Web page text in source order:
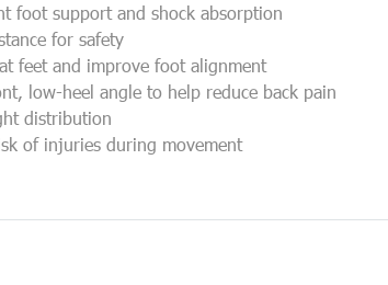
foot support and shock absorption
for safety
feet and improve foot alignment
low-heel angle to help reduce back pain
distribution
of injuries during movement